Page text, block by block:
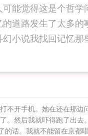
能觉得这是个哲
道路发生了太多
小说我找回记忆
开手机。她在还在那
然后我就吓得跑了出去
话。我就不能留在京都